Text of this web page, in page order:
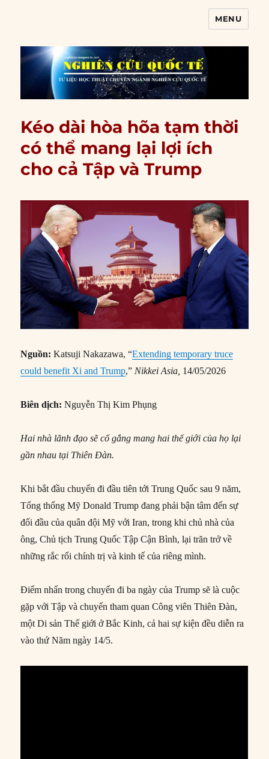
MENU
Kéo dài hòa hõa tạm thời
có thể mang lại lợi ích
cho cả Tập và Trump
Nguồn: Katsuji Nakazawa, “Extending temporary truce
could benefit Xi and Trump,”Nikkei Asia, 14/05/2026
Biên dịch:Nguyễn Thị Kim Phụng
Hai nhà lãnh đạo sẽ cố gắng mang hai thế giới của họ lại
gần nhau tại Thiên Đàn.
Khi bắt đầu chuyến đi đầu tiên tới Trung Quốc sau 9 năm,
Tổng thống Mỹ Donald Trump đang phải bận tâm đến sự
đối đầu của quân đội Mỹ với Iran, trong khi chủ nhà của
ông, Chủ tịch Trung Quốc Tập Cận Bình, lại trăn trở về
những rắc rối chính trị và kinh tế của riêng mình.
Điểm nhấn trong chuyến đi ba ngày của Trump sẽ là cuộc
gặp với Tập và chuyến tham quan Công viên Thiên Đàn,
một Di sản Thế giới ở Bắc Kinh, cả hai sự kiện đều diễn ra
vào thứ Năm ngày 14/5.